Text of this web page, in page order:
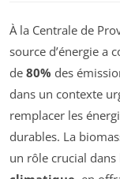
À la Centrale de
source d’énergie a
de 80% des
dans un contexte
remplacer les
durables. La
un rôle crucial